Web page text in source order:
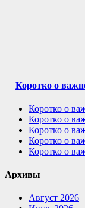
Коротко о
Коротко о
Коротко о
Коротко о
Коротко о
Коротко о
Архивы
Август 2026